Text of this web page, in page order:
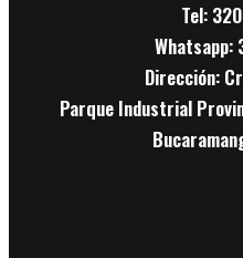
Tel:
Whatsapp:
Dirección:
Parque Industrial